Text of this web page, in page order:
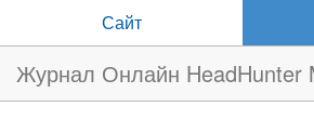
Сайт
Журнал Онлайн HeadHunter